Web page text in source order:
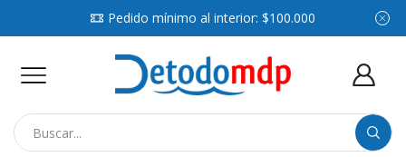
Pedido mínimo al interior: $100.000